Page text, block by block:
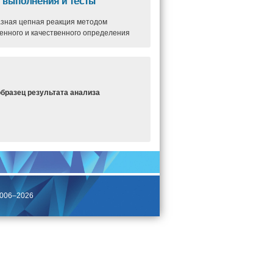
цепная реакция методом
и качественного определения
результата анализа